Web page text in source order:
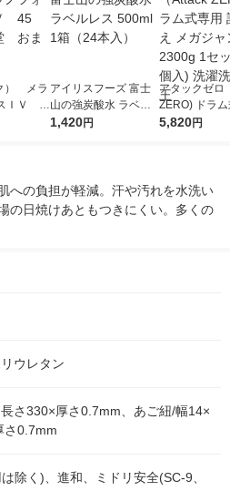
） メラ
ＩＶ 4
おまけ
アイリスフーズ 富士
山の強炭酸水 ラベル
レス 500ml 1箱（24
1,420円
アタックゼロ
ZERO) ドラ
詰め替え メガ
5,820円
への負担が軽減。汗や汚れを水洗い
の日焼けあともつきにくい。多くの
ウレタン
さ330×厚さ0.7mm、あご紐/幅14×
さ0.7mm
除く)、進和、ミドリ安全(SC-9、